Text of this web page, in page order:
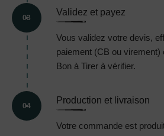
03
Validez et payez
Vous validez votre devis,
paiement (CB ou
Bon à Tirer à vérifier.
04
Production et livraison
Votre commande est